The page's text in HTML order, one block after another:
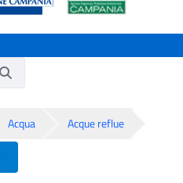
Acqua Acque reflue